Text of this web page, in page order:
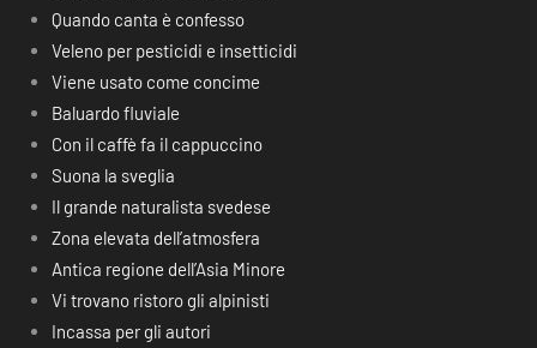
Quando canta è confesso
Veleno per pesticidi e insetticidi
Viene usato come concime
Baluardo fluviale
Con il caffè fa il cappuccino
Suona la sveglia
Il grande naturalista svedese
Zona elevata dell’atmosfera
Antica regione dell’Asia Minore
Vi trovano ristoro gli alpinisti
Incassa per gli autori